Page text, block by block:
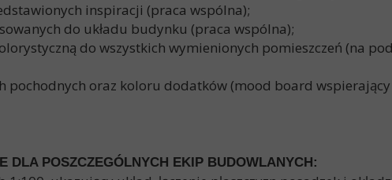
inspiracji (praca wspólna);
do układu budynku (praca wspólna);
do wszystkich wymienionych pomieszczeń (na
pochodnych oraz koloru dodatków (mood board
DLA POSZCZEGÓLNYCH EKIP BUDOWLANYCH: